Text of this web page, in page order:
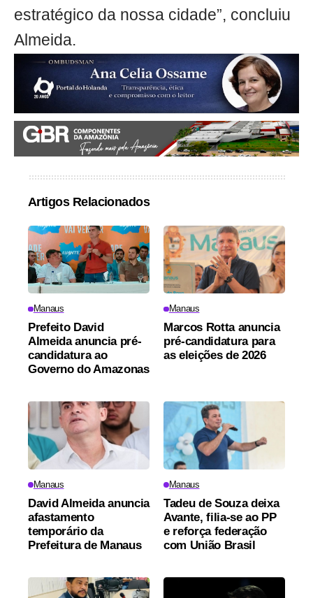
estratégico da nossa cidade”, concluiu
Almeida.
Artigos Relacionados
Manaus
Prefeito David
Almeida anuncia pré-
candidatura ao
Governo do Amazonas
Manaus
Marcos Rotta anuncia
pré-candidatura para
as eleições de 2026
Manaus
David Almeida anuncia
afastamento
temporário da
Prefeitura de Manaus
Manaus
Tadeu de Souza deixa
Avante, filia-se ao PP
e reforça federação
com União Brasil